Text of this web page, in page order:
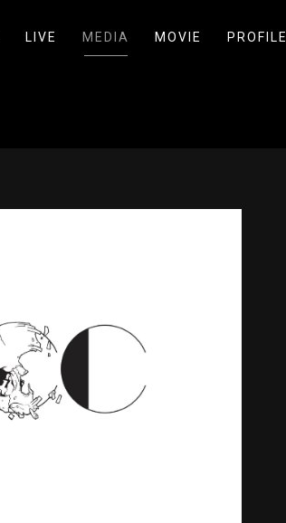
LIVE MEDIA MOVIE PROFILE